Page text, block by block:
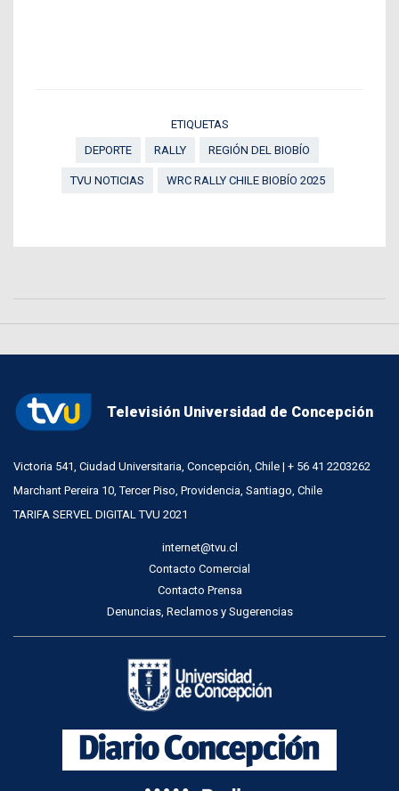
ETIQUETAS
DEPORTE
RALLY REGIÓN DEL BIOBÍO
TVU NOTICIAS WRC RALLY CHILE BIOBÍO 2025
Televisión Universidad de Concepción
Victoria 541, Ciudad Universitaria, Concepción, Chile | + 56 41 2203262
Marchant Pereira 10, Tercer Piso, Providencia, Santiago, Chile
TARIFA SERVEL DIGITAL TVU 2021
internet@tvu.cl
Contacto Comercial
Contacto Prensa
Denuncias, Reclamos y Sugerencias